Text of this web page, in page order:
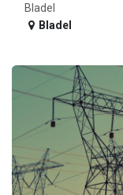
Bladel
Bladel